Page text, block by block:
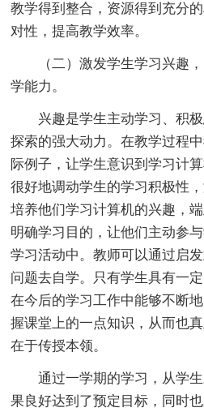
教学得到整合，资源得到充分
对性，提高教学效率。
（二）激发学生学习兴趣
学能力。
兴趣是学生主动学习、积
探索的强大动力。在教学过程
际例子，让学生意识到学习计
很好地调动学生的学习积极性
培养他们学习计算机的兴趣，
明确学习目的，让他们主动参
学习活动中。教师可以通过启
问题去自学。只有学生具有一
在今后的学习工作中能够不断
握课堂上的一点知识，从而也
在于传授本领。
通过一学期的学习，从学
果良好达到了预定目标，同时